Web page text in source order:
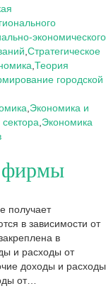
экономического
Стратегическое
Теория
городской
Экономика и
Экономика
фирмы
получает
в зависимости от
в
и расходы от
доходы и расходы
от…